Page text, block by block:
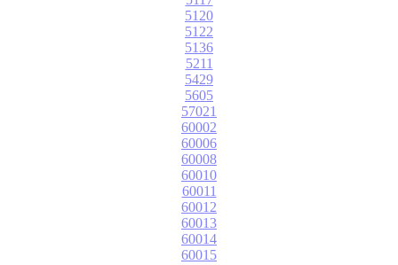
5120
5122
5136
5211
5429
5605
57021
60002
60006
60008
60010
60011
60012
60013
60014
60015